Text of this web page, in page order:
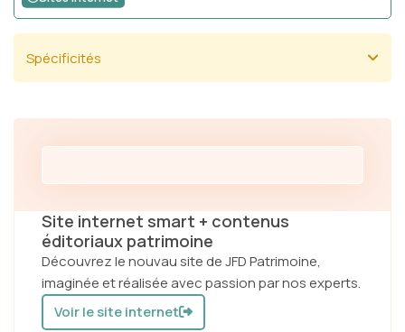
Etude de cas
Webinars
l'Agence
Blog
Livres blancs
Spécificités
Site internet smart + contenus
éditoriaux patrimoine
Découvrez le nouvau site de JFD Patrimoine,
imaginée et réalisée avec passion par nos experts.
Voir le site internet